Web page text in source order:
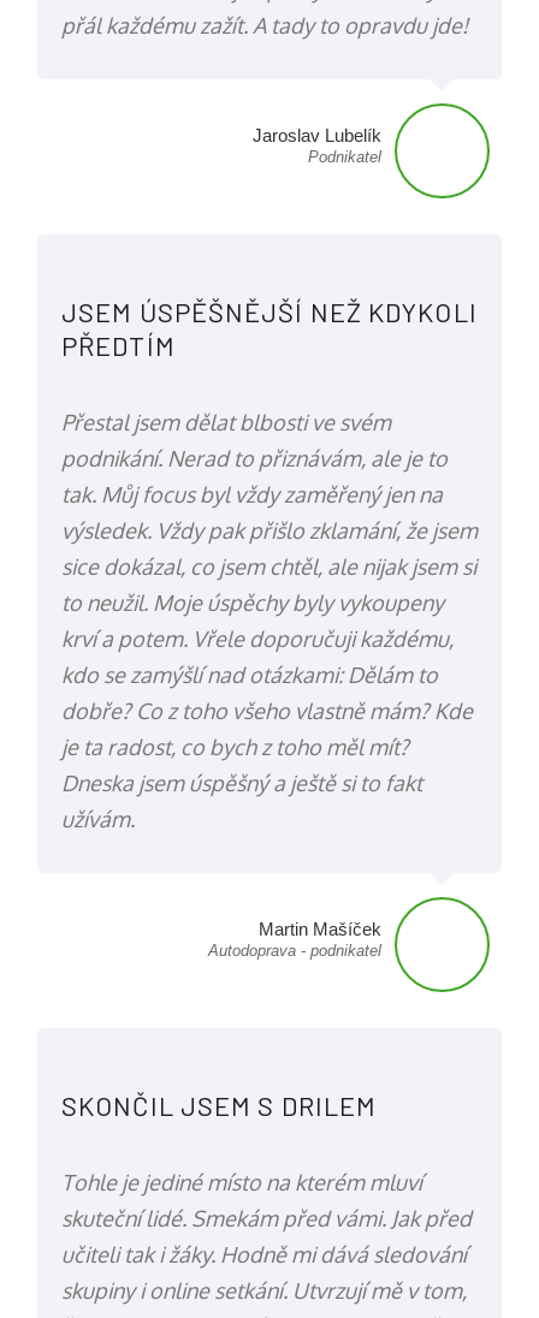
přál každému zažít. A tady to opravdu jde!
Jaroslav Lubelík
Podnikatel
JSEM ÚSPĚŠNĚJŠÍ NEŽ KDYKOLI
PŘEDTÍM
Přestal jsem dělat blbosti ve svém
podnikání. Nerad to přiznávám, ale je to
tak. Můj focus byl vždy zaměřený jen na
výsledek. Vždy pak přišlo zklamání, že jsem
sice dokázal, co jsem chtěl, ale nijak jsem si
to neužil. Moje úspěchy byly vykoupeny
krví a potem. Vřele doporučuji každému,
kdo se zamýšlí nad otázkami: Dělám to
dobře? Co z toho všeho vlastně mám? Kde
je ta radost, co bych z toho měl mít?
Dneska jsem úspěšný a ještě si to fakt
užívám.
Martin Mašíček
Autodoprava - podnikatel
SKONČIL JSEM S DRILEM
Tohle je jediné místo na kterém mluví
skuteční lidé. Smekám před vámi. Jak před
učiteli tak i žáky. Hodně mi dává sledování
skupiny i online setkání. Utvrzují mě v tom,